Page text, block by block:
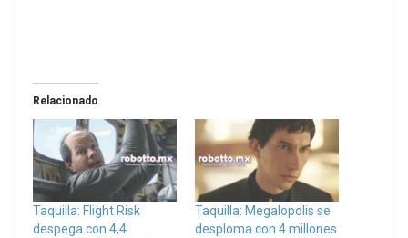
Relacionado
Taquilla: Flight Risk
despega con 4,4
Taquilla: Megalopolis se
desploma con 4 millones